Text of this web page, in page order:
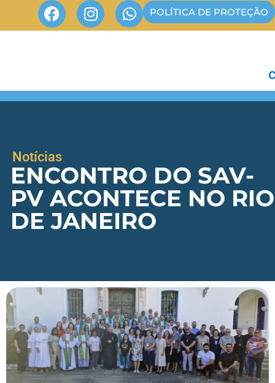
POLÍTICA DE PROTEÇÃO
Notícias
ENCONTRO DO SAV-
PV ACONTECE NO RIO
DE JANEIRO